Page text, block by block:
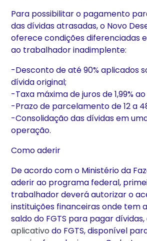
Para possibilitar o pagamento
das dívidas atrasadas, o Novo
oferece condições diferenciadas
ao trabalhador inadimplente:
-Desconto de até 90% aplicados
dívida original;
-Taxa máxima de juros de 1,99%
-Prazo de parcelamento de 12 a
-Consolidação das dívidas em
operação.
Como aderir
De acordo com o Ministério da
aderir ao programa federal,
trabalhador deverá autorizar o
instituições financeiras onde tem
saldo do FGTS para pagar
aplicativo do FGTS, disponível